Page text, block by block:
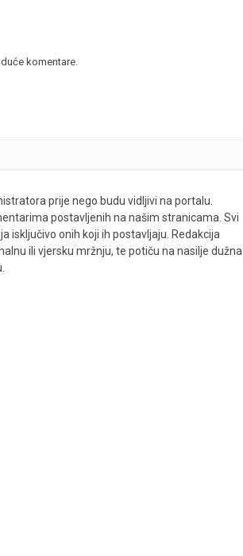
komentare.
prije nego budu vidljivi na portalu.
postavljenih na našim stranicama. Svi
isključivo onih koji ih postavljaju. Redakcija
ili vjersku mržnju, te potiču na nasilje dužna